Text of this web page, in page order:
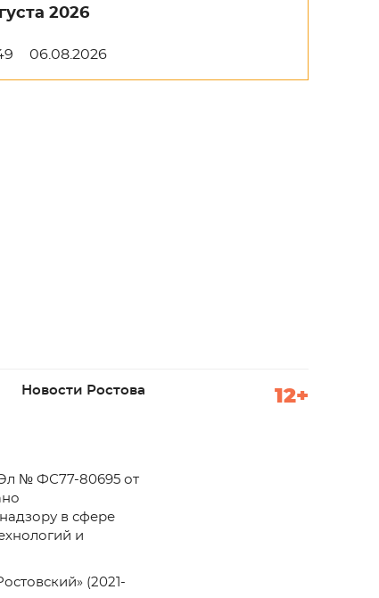
2026
06.08.2026
Новости Ростова 12+
№ ФС77-80695 от
в сфере
и
(2021-